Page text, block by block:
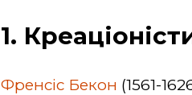
1.
Френсіс Бекон (1561-